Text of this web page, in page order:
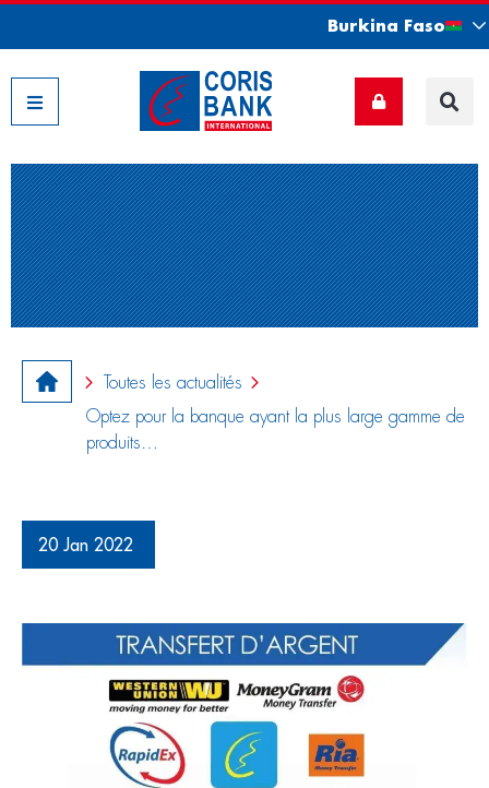
Burkina Faso
Toutes les actualités
Optez pour la banque ayant la plus large gamme de
produits…
20 Jan 2022